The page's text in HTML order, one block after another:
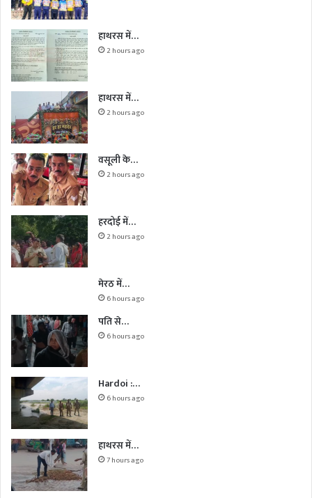
हाथरस में…
2 hours ago
हाथरस में…
2 hours ago
वसूली के…
2 hours ago
हरदोई में…
2 hours ago
मेरठ में…
6 hours ago
पति से…
6 hours ago
Hardoi :…
6 hours ago
हाथरस में…
7 hours ago